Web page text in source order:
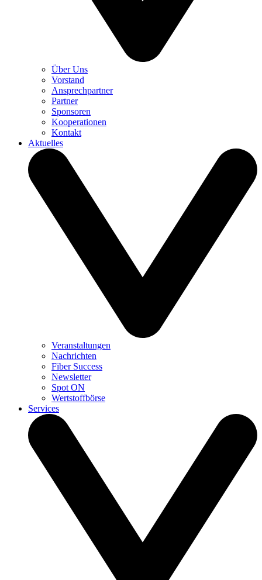
Über Uns
Vorstand
Ansprechpartner
Partner
Sponsoren
Kooperationen
Kontakt
Aktuelles
Veranstaltungen
Nachrichten
Fiber Success
Newsletter
Spot ON
Wertstoffbörse
Services